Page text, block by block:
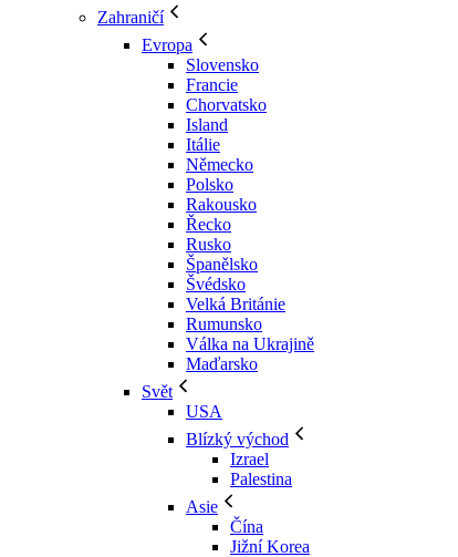
Zahraničí
Evropa
Slovensko
Francie
Chorvatsko
Island
Itálie
Německo
Polsko
Rakousko
Řecko
Rusko
Španělsko
Švédsko
Velká Británie
Rumunsko
Válka na Ukrajině
Maďarsko
Svět
USA
Blízký východ
Izrael
Palestina
Asie
Čína
Jižní Korea